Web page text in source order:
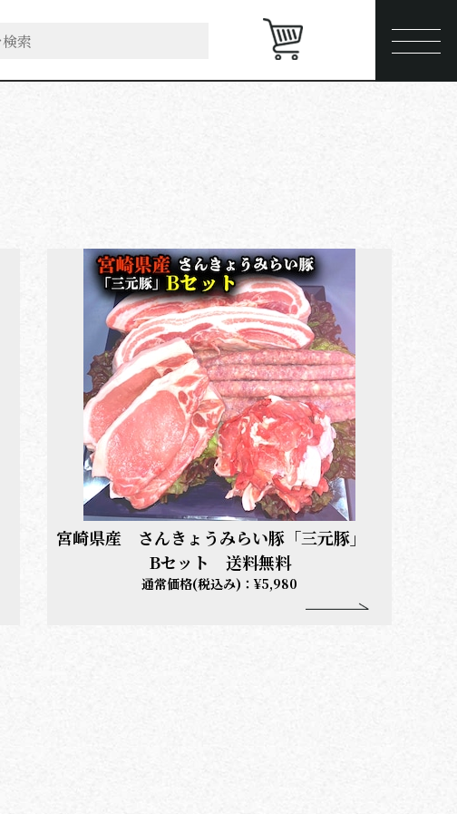
宮崎県産 さんきょうみらい豚「三元豚」
Bセット 送料無料
通常価格(税込み)：¥5,980